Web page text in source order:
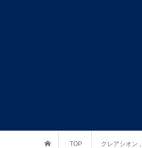
TOP クレアシオン ,